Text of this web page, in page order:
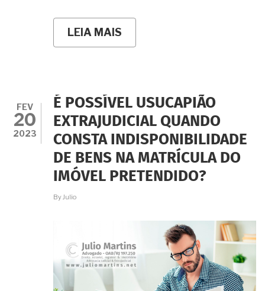
LEIA MAIS
USUCAPIÃO
EXTRAJUDICIAL
DEVE
CONSIDERAR
OU
NÃO
AS
EDIFICAÇÕES
LEVANTADAS
FEV
20
2023
É POSSÍVEL USUCAPIÃO
EXTRAJUDICIAL QUANDO
CONSTA INDISPONIBILIDADE
DE BENS NA MATRÍCULA DO
IMÓVEL PRETENDIDO?
ByJulio